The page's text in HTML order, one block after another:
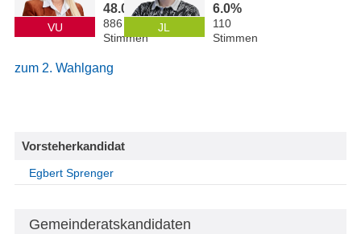
VU
48.0%
886
Stimmen
JL
6.0%
110
Stimmen
zum 2. Wahlgang
Vorsteherkandidat
Egbert Sprenger
Gemeinderatskandidaten